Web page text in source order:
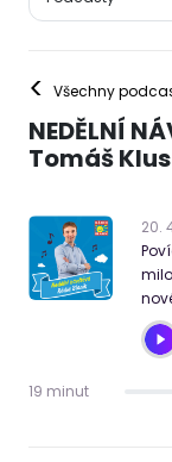
< Všechny
NEDĚLNÍ
Tomáš Klus
20.
19 minut